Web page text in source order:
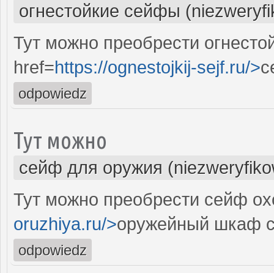
огнестойкие сейфы
Тут можно преобрести
href=https://ognestojkij-sejf.ru/>
odpowiedz
Тут можно
сейф для оружия
Тут можно преобрести сейф
oruzhiya.ru/>оружейный шкаф
odpowiedz